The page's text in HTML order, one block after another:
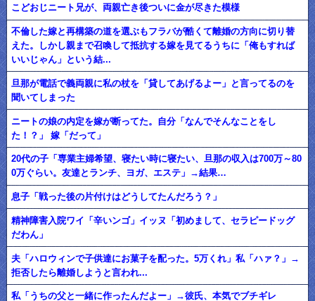
こどおじニート兄が、両親亡き後ついに金が尽きた模様
不倫した嫁と再構築の道を選ぶもフラバが酷くて離婚の方向に切り替
えた。しかし親まで召喚して抵抗する嫁を見てるうちに「俺もすれば
いいじゃん」という結...
旦那が電話で義両親に私の杖を「貸してあげるよー」と言ってるのを
聞いてしまった
ニートの娘の内定を嫁が断ってた。自分「なんでそんなことをし
た！？」 嫁「だって」
20代の子「専業主婦希望、寝たい時に寝たい、旦那の収入は700万～80
0万ぐらい。友達とランチ、ヨガ、エステ」→結果…
息子「戦った後の片付けはどうしてたんだろう？」
精神障害入院ワイ「辛いンゴ」イッヌ「初めまして、セラピードッグ
だわん」
夫「ハロウィンで子供達にお菓子を配った。5万くれ」私「ハァ？」→
拒否したら離婚しようと言われ...
私「うちの父と一緒に作ったんだよー」→彼氏、本気でブチギレ